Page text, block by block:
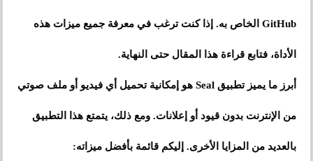
GitHub الخاص به. إذا كنت ترغب في معرفة جميع ميزات هذه
الأداة، فتابع قراءة هذا المقال حتى النهاية.
أبرز ما يميز تطبيق Seal هو إمكانية تحميل أي فيديو أو ملف صوتي
من الإنترنت بدون قيود أو إعلانات. ومع ذلك، يتمتع هذا التطبيق
بالعديد من المزايا الأخرى. إليكم قائمة بأفضل ميزاته: